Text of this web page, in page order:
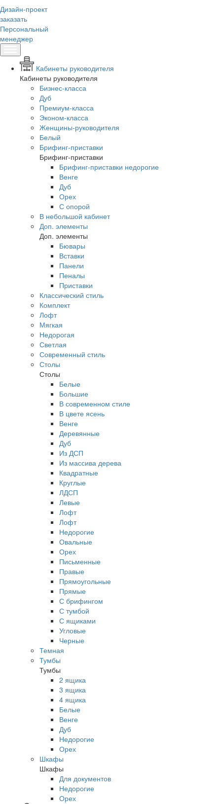
Дизайн-проект
заказать
Персональный
менеджер
Кабинеты руководителя
Кабинеты руководителя
Бизнес-класса
Дуб
Премиум-класса
Эконом-класса
Женщины-руководителя
Белый
Брифинг-приставки
Брифинг-приставки
Брифинг-приставки недорогие
Венге
Дуб
Орех
С опорой
В небольшой кабинет
Доп. элементы
Доп. элементы
Бювары
Вставки
Панели
Пеналы
Приставки
Классический стиль
Комплект
Лофт
Мягкая
Недорогая
Светлая
Современный стиль
Столы
Столы
Белые
Большие
В современном стиле
В цвете ясень
Венге
Деревянные
Дуб
Из ДСП
Из массива дерева
Квадратные
Круглые
ЛДСП
Левые
Лофт
Лофт
Недорогие
Овальные
Орех
Письменные
Правые
Прямоугольные
Прямые
С брифингом
С тумбой
С ящиками
Угловые
Черные
Темная
Тумбы
Тумбы
2 ящика
3 ящика
4 ящика
Белые
Венге
Дуб
Недорогие
Орех
Шкафы
Шкафы
Для документов
Недорогие
Орех